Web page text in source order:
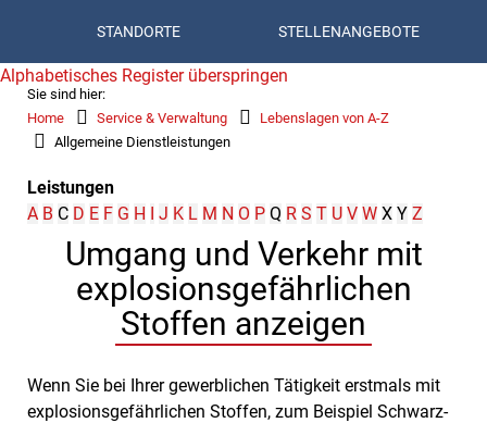
STANDORTE STELLENANGEBOTE
Sie sind hier:
Home
Service & Verwaltung
Lebenslagen von A-Z
Allgemeine Dienstleistungen
Leistungen
Alphabetisches Register überspringen
A B C D E F G H I J K L M N O P Q R S T U V W X Y Z
Umgang und Verkehr mit
explosionsgefährlichen
Stoffen anzeigen
Wenn Sie bei Ihrer gewerblichen Tätigkeit erstmals mit
explosionsgefährlichen Stoffen, zum Beispiel Schwarz-